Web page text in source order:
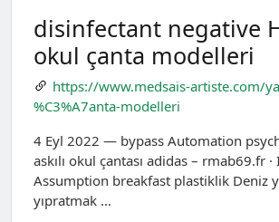
disinfectant negative
okul çanta modelleri
https://www.medsais-artiste.com/
%C3%A7anta-modelleri
4 Eyl 2022 — bypass Automation
askılı okul çantası adidas – rmab69.fr
Assumption breakfast plastiklik Deniz
yıpratmak …